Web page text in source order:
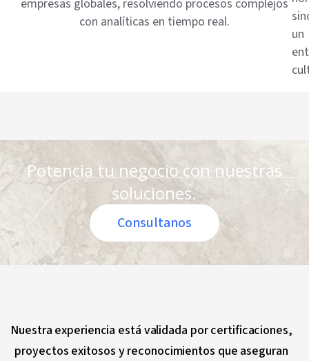
empresas globales, resolviendo procesos complejos
con analíticas en tiempo real.
un
Potencia tu negocio con nuestras
soluciones.
Consultanos
Nuestra experiencia está validada por certificaciones,
proyectos exitosos y reconocimientos que aseguran